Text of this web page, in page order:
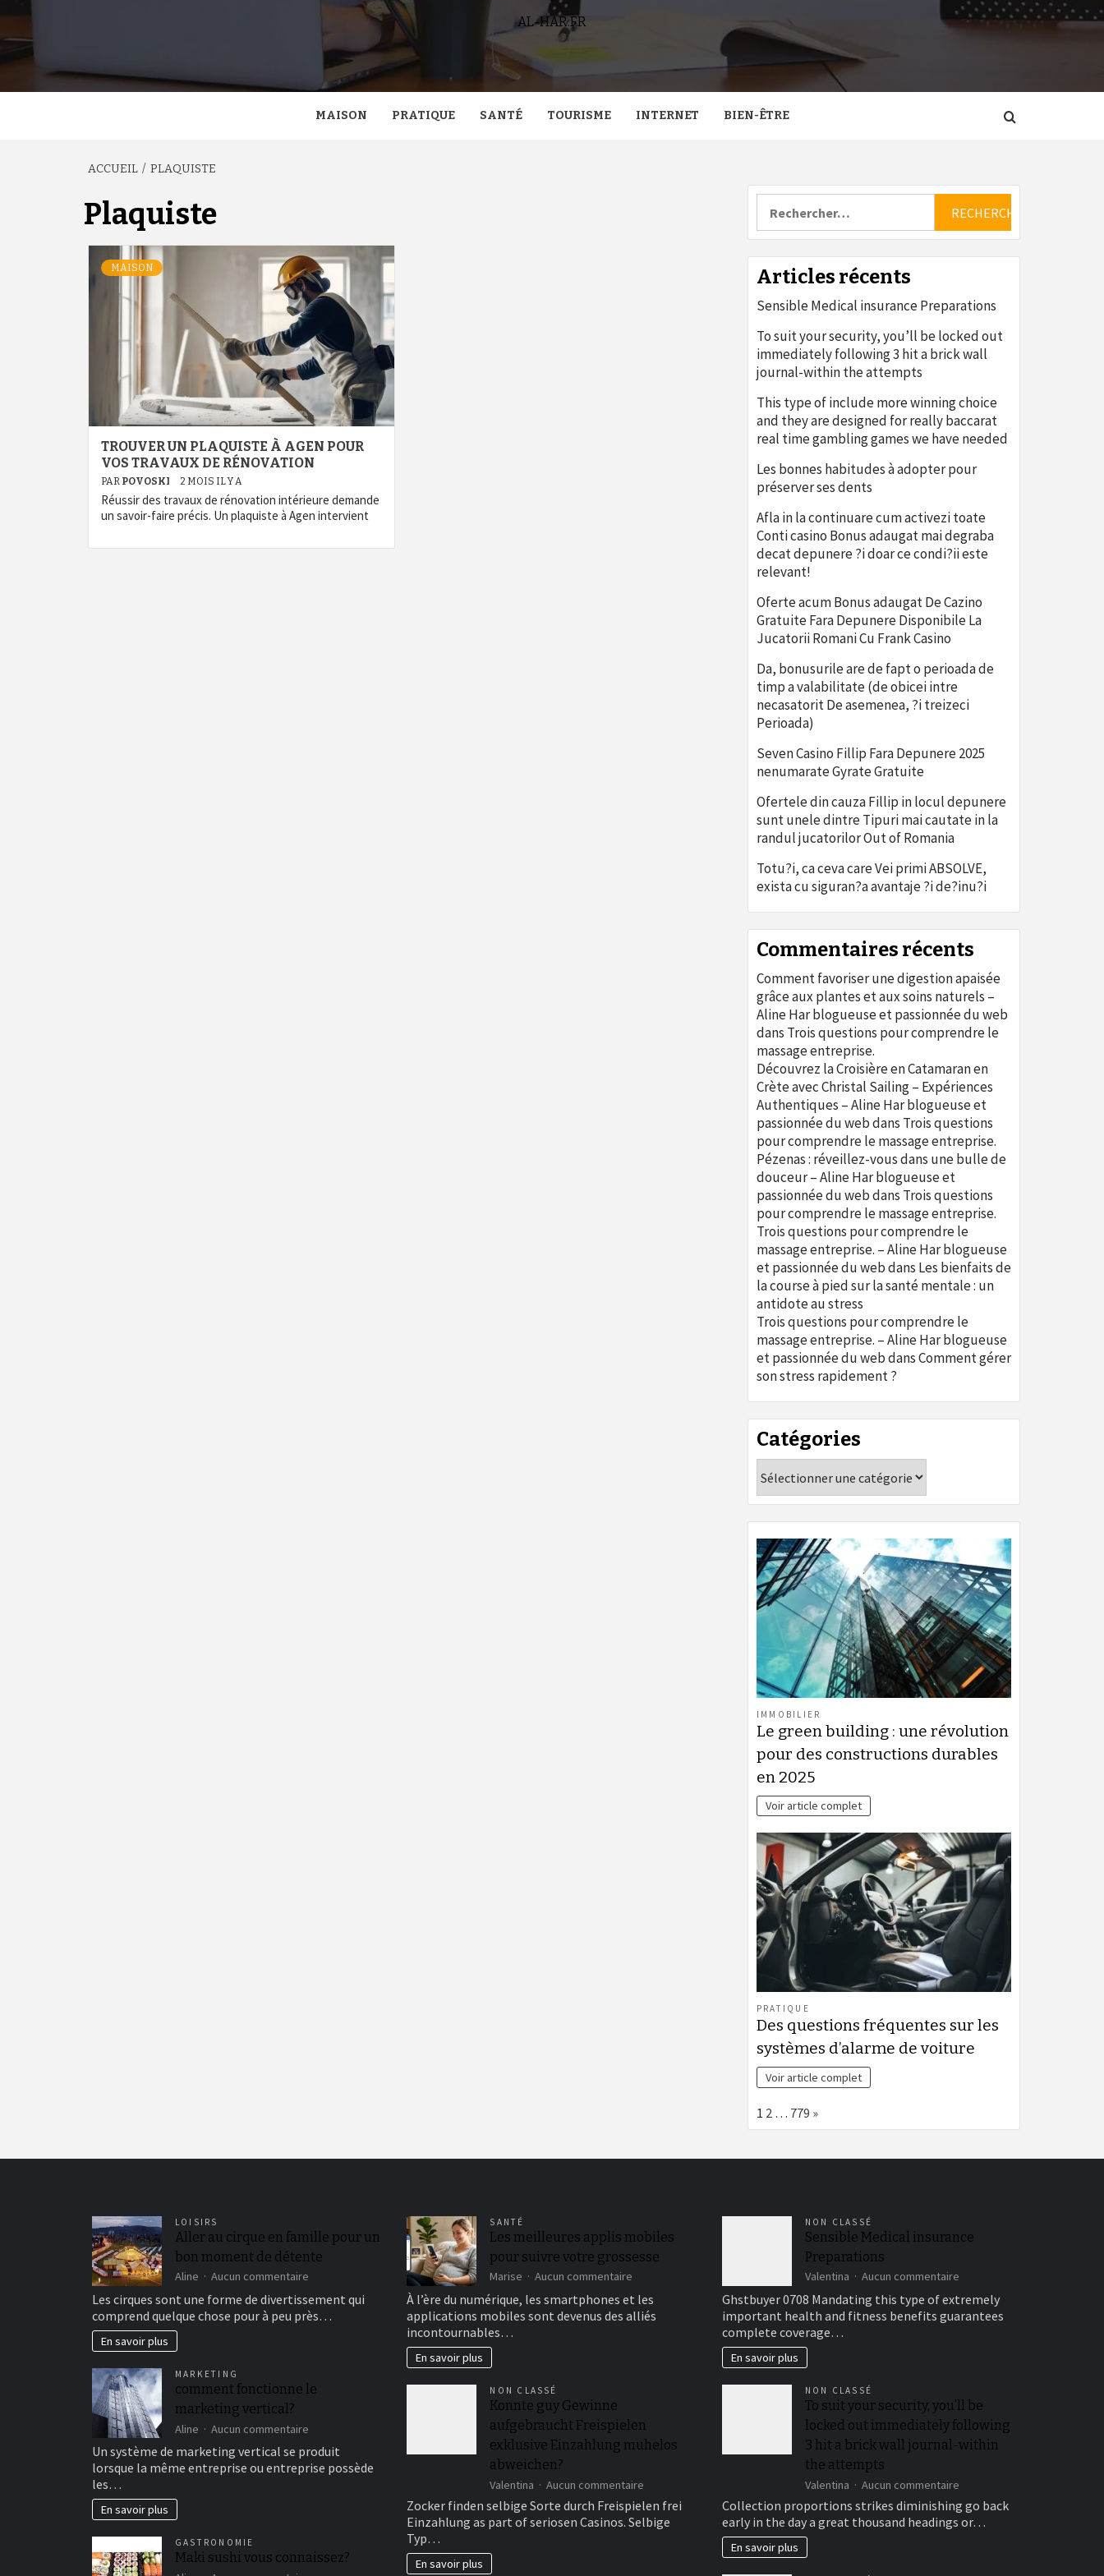
AL-HAR.FR
MAISON PRATIQUE SANTÉ TOURISME INTERNET BIEN-ÊTRE
ACCUEIL PLAQUISTE
Plaquiste
MAISON
TROUVER UN PLAQUISTE À AGEN POUR
VOS TRAVAUX DE RÉNOVATION
PAR POVOSKI 2 MOIS IL Y A
Réussir des travaux de rénovation intérieure demande
un savoir-faire précis. Un plaquiste à Agen intervient
Articles récents
Sensible Medical insurance Preparations
To suit your security, you’ll be locked out
immediately following 3 hit a brick wall
journal-within the attempts
This type of include more winning choice
and they are designed for really baccarat
real time gambling games we have needed
Les bonnes habitudes à adopter pour
préserver ses dents
Afla in la continuare cum activezi toate
Conti casino Bonus adaugat mai degraba
decat depunere ?i doar ce condi?ii este
relevant!
Oferte acum Bonus adaugat De Cazino
Gratuite Fara Depunere Disponibile La
Jucatorii Romani Cu Frank Casino
Da, bonusurile are de fapt o perioada de
timp a valabilitate (de obicei intre
necasatorit De asemenea, ?i treizeci
Perioada)
Seven Casino Fillip Fara Depunere 2025
nenumarate Gyrate Gratuite
Ofertele din cauza Fillip in locul depunere
sunt unele dintre Tipuri mai cautate in la
randul jucatorilor Out of Romania
Totu?i, ca ceva care Vei primi ABSOLVE,
exista cu siguran?a avantaje ?i de?inu?i
Commentaires récents
Comment favoriser une digestion apaisée
grâce aux plantes et aux soins naturels –
Aline Har blogueuse et passionnée du web
dans Trois questions pour comprendre le
massage entreprise.
Découvrez la Croisière en Catamaran en
Crète avec Christal Sailing – Expériences
Authentiques – Aline Har blogueuse et
passionnée du webdans Trois questions
pour comprendre le massage entreprise.
Pézenas : réveillez-vous dans une bulle de
douceur – Aline Har blogueuse et
passionnée du webdans Trois questions
pour comprendre le massage entreprise.
Trois questions pour comprendre le
massage entreprise. – Aline Har blogueuse
et passionnée du webdans Les bienfaits de
la course à pied sur la santé mentale : un
antidote au stress
Trois questions pour comprendre le
massage entreprise. – Aline Har blogueuse
et passionnée du webdansComment gérer
son stress rapidement ?
Catégories
IMMOBILIER
Le green building : une révolution
pour des constructions durables
en 2025
Voir article complet
PRATIQUE
Des questions fréquentes sur les
systèmes d’alarme de voiture
Voir article complet
Page:
1 2 … 779 Next
»
LOISIRS
Aller au cirque en famille pour un
bon moment de détente
Aline Aucun commentaire
au
cirque
bon
Les cirques sont une forme de divertissement qui
comprend quelque chose pour à peu près…
En savoir plus
MARKETING
comment fonctionne le
marketing vertical?
Aline Aucun commentaire
fonctionne
le
Un système de marketing vertical se produit
lorsque la même entreprise ou entreprise possède
les…
En savoir plus
GASTRONOMIE
Maki sushi vous connaissez?
SANTÉ
Les meilleures applis mobiles
pour suivre votre grossesse
Marise Aucun commentaire
meilleures
applis
À l’ère du numérique, les smartphones et les
applications mobiles sont devenus des alliés
incontournables…
En savoir plus
NON CLASSÉ
Konnte guy Gewinne
aufgebraucht Freispielen
exklusive Einzahlung muhelos
abweichen?
Valentina Aucun commentaire
Konnte
guy
Gewinne
Zocker finden selbige Sorte durch Freispielen frei
Einzahlung as part of seriosen Casinos. Selbige
Typ…
En savoir plus
NON CLASSÉ
Sensible Medical insurance
Preparations
Valentina Aucun commentairesur
Medical
insurance
Ghstbuyer 0708 Mandating this type of extremely
important health and fitness benefits guarantees
complete coverage…
En savoir plus
NON CLASSÉ
To suit your security, you’ll be
locked out immediately following
3 hit a brick wall journal-within
the attempts
Valentina Aucun commentairesur
suit
your
Collection proportions strikes diminishing go back
early in the day a great thousand headings or…
En savoir plus